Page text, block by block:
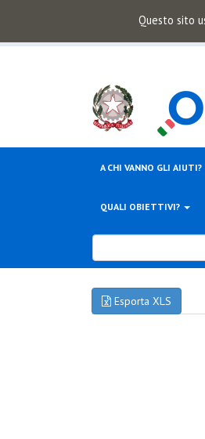
Questo sito
A CHI VANNO GLI AIUTI?
QUALI OBIETTIVI?
Esporta XLS